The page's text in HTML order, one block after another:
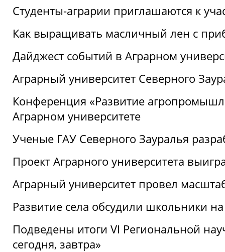
Студенты-аграрии приглашаются к
Как выращивать масличный лен с
Дайджест событий в Аграрном
Аграрный университет Северного
Конференция «Развитие
Аграрном университете
Ученые ГАУ Северного Зауралья
Проект Аграрного университета
Аграрный университет провел
Развитие села обсудили школьники
Подведены итоги VI Региональной
сегодня, завтра»